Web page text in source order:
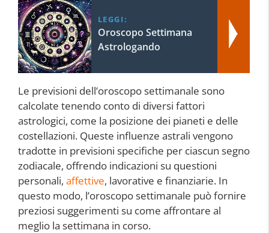
LEGGI:
Oroscopo Settimana
Astrologando
Le previsioni dell’oroscopo settimanale sono
calcolate tenendo conto di diversi fattori
astrologici, come la posizione dei pianeti e delle
costellazioni. Queste influenze astrali vengono
tradotte in previsioni specifiche per ciascun segno
zodiacale, offrendo indicazioni su questioni
personali, affettive, lavorative e finanziarie. In
questo modo, l’oroscopo settimanale può fornire
preziosi suggerimenti su come affrontare al
meglio la settimana in corso.